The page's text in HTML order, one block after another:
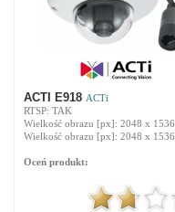
ACTI E918 ACTi
RTSP: TAK
Wielkość obrazu [px]: 2048 x 1536
Wielkość obrazu [px]: 2048 x 1536
Oceń produkt: